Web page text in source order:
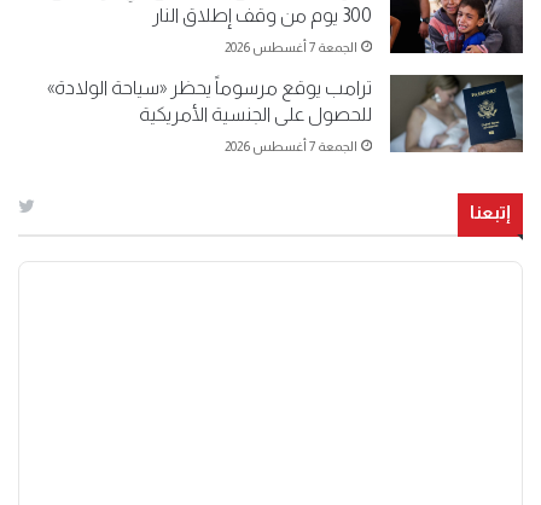
300 يوم من وقف إطلاق النار
الجمعة 7 أغسطس 2026
ترامب يوقع مرسوماً يحظر «سياحة الولادة»
للحصول على الجنسية الأمريكية
الجمعة 7 أغسطس 2026
إتبعنا